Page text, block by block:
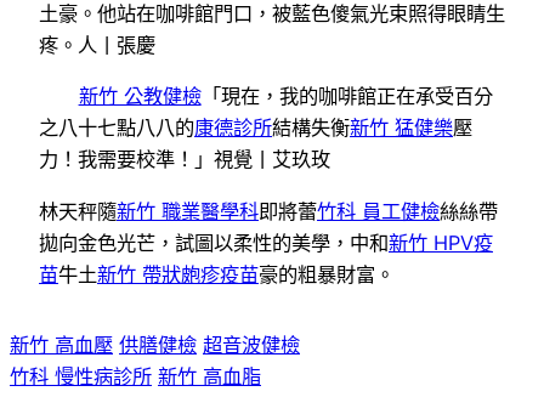
土豪。他站在咖啡館門口，被藍色傻氣光束照得眼睛生
疼。人丨張慶
新竹 公教健檢「現在，我的咖啡館正在承受百分
之八十七點八八的康德診所結構失衡新竹 猛健樂壓
力！我需要校準！」視覺丨艾玖玫
林天秤隨新竹 職業醫學科即將蕾竹科 員工健檢絲絲帶
拋向金色光芒，試圖以柔性的美學，中和新竹 HPV疫
苗牛土新竹 帶狀皰疹疫苗豪的粗暴財富。
新竹 高血壓 供膳健檢 超音波健檢
竹科 慢性病診所 新竹 高血脂